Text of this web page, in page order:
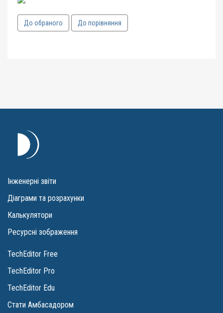
До обраного До порівняння
Інженерні звіти
Діаграми та розрахунки
Калькулятори
Ресурсні зображення
TechEditor Free
TechEditor Pro
TechEditor Edu
Стати Амбасадором